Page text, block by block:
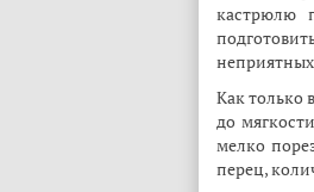
кастрюлю
Как только
до
мелко
перец,